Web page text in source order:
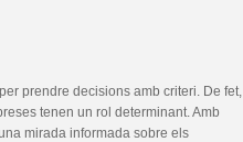
prendre decisions amb criteri. De fet,
tenen un rol determinant. Amb
mirada informada sobre els